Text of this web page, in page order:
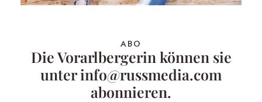
ABO
Die Vorarlbergerin können sie
unter info@russmedia.com
abonnieren.